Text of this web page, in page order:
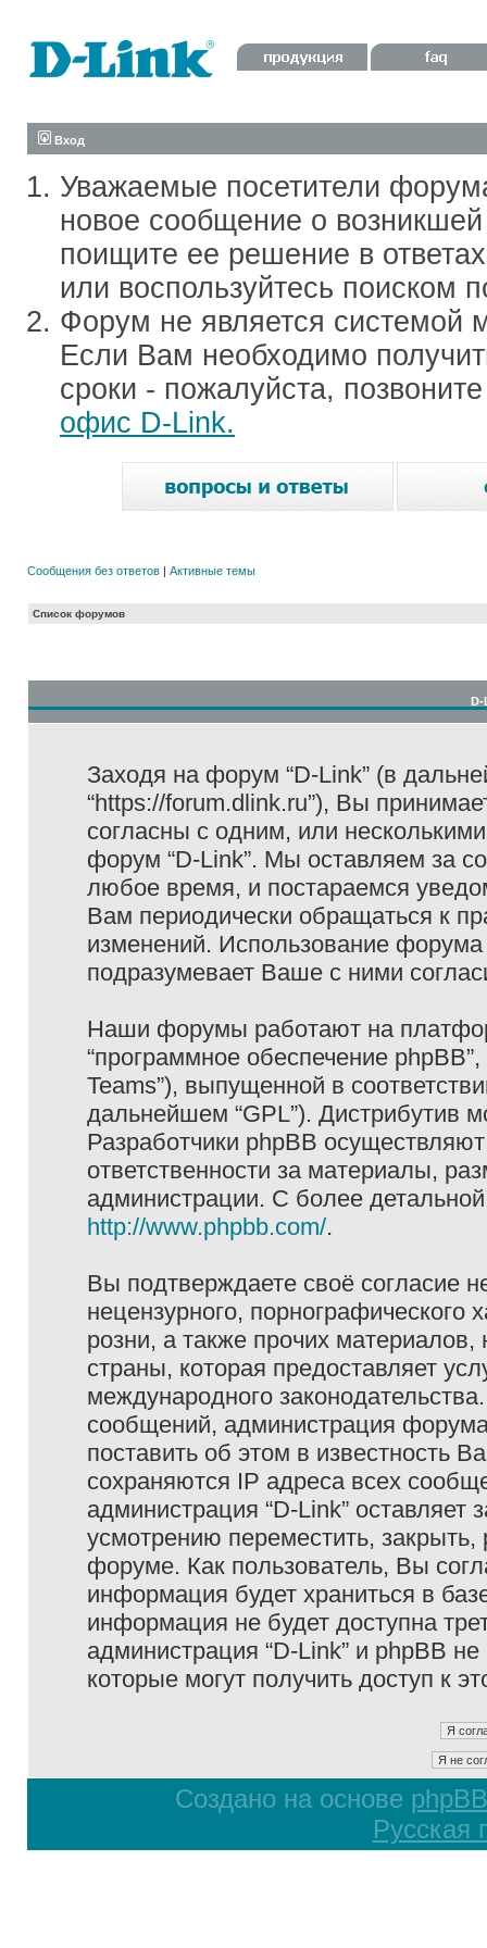
Вход
Уважаемые посетители
новое сообщение о
поищите ее решение в
или воспользуйтесь поиском
Форум не является системой
Если Вам необходимо
сроки - пожалуйста,
офис D-Link.
Сообщения без ответов | Активные темы
Список форумов
D-
Заходя на форум “D-Link” (в
“https://forum.dlink.ru”), Вы
согласны с одним, или
форум “D-Link”. Мы оставляем за
любое время, и постараемся
Вам периодически обращаться к
изменений. Использование
подразумевает Ваше с ними
Наши форумы работают на
“программное обеспечение
Teams”), выпущенной в
дальнейшем “GPL”). Дистрибутив
Разработчики phpBB
ответственности за материалы,
администрации. С более
http://www.phpbb.com/.
Вы подтверждаете своё согласие
нецензурного, порнографического
розни, а также прочих
страны, которая предоставляет
международного
сообщений, администрация
поставить об этом в известность
сохраняются IP адреса всех
администрация “D-Link”
усмотрению переместить,
форуме. Как пользователь, Вы
информация будет храниться в
информация не будет доступна
администрация “D-Link” и phpBB
которые могут получить доступ к
Создано на основе phpBB
Русская